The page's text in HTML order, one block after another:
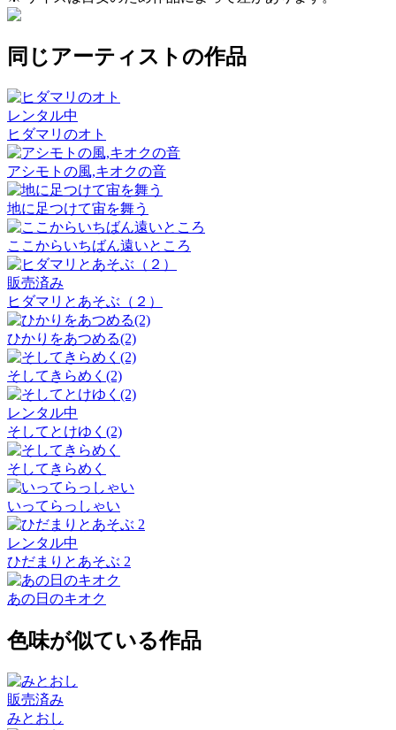
同じアーティストの作品
レンタル中
ヒダマリのオト
アシモトの風,キオクの音
地に足つけて宙を舞う
ここからいちばん遠いところ
販売済み
ヒダマリとあそぶ（２）
ひかりをあつめる(2)
そしてきらめく(2)
レンタル中
そしてとけゆく(2)
そしてきらめく
いってらっしゃい
レンタル中
ひだまりとあそぶ 2
あの日のキオク
色味が似ている作品
販売済み
みとおし